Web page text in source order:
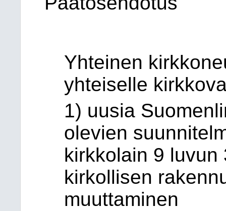
Yhteinen
yhteiselle
1) uusia
olevien
kirkkolain 9 luvun
kirkollisen
muuttaminen